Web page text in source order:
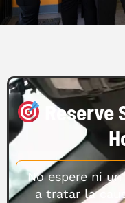
No espere ni
a tratar la